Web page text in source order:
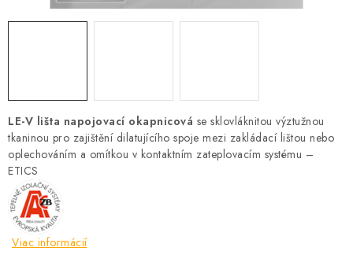
LE-V lišta napojovací okapnicová se sklovláknitou výztužnou
tkaninou pro zajištění dilatujícího spoje mezi zakládací lištou nebo
oplechováním a omítkou v kontaktním zateplovacím systému –
ETICS
Viac informácií